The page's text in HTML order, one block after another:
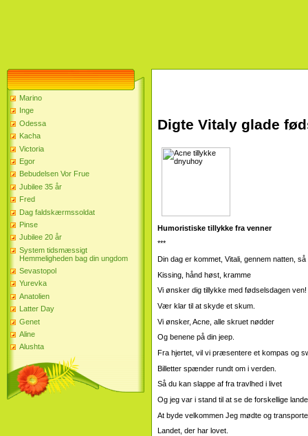
Marino
Inge
Odessa
Kacha
Victoria
Egor
Bebudelsen Vor Frue
Jubilee 35 år
Fred
Dag faldskærmssoldat
Pinse
Jubilee 20 år
System tidsmæssigt
Hemmeligheden bag din ungdom
Sevastopol
Yurevka
Anatolien
Latter Day
Genet
Aline
Alushta
Digte Vitaly glade
Humoristiske tillykke fra venner
***
Din dag er kommet, Vitali, gennem natten, så
Kissing, hånd høst, kramme
Vi ønsker dig tillykke med fødselsdagen ven!
Vær klar til at skyde et skum.
Vi ønsker, Acne, alle skruet nødder
Og benene på din jeep.
Fra hjertet, vil vi præsentere et kompas og
Billetter spænder rundt om i verden.
Så du kan slappe af fra travlhed i livet
Og jeg var i stand til at se de forskellige
At byde velkommen Jeg mødte og
Landet, der har lovet.